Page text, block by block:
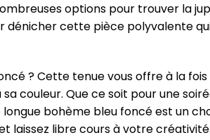
options pour trouver la
dénicher cette pièce polyvalente
? Cette tenue vous offre à la fois
couleur. Que ce soit pour une
bohème bleu foncé est un
laissez libre cours à votre créativité.